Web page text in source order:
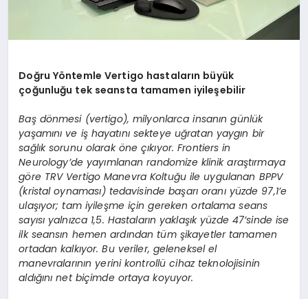
Doğru Yöntemle Vertigo hastaların büyük
çoğunluğu tek seansta tamamen iyileşebilir
Baş dönmesi (vertigo), milyonlarca insanın günlük
yaşamını ve iş hayatını sekteye uğratan yaygın bir
sağlık sorunu olarak öne çıkıyor. Frontiers in
Neurology’de yayımlanan randomize klinik araştırmaya
göre TRV Vertigo Manevra Koltuğu ile uygulanan BPPV
(kristal oynaması) tedavisinde başarı oranı yüzde 97,1’e
ulaşıyor; tam iyileşme için gereken ortalama seans
sayısı yalnızca 1,5. Hastaların yaklaşık yüzde 47’sinde ise
ilk seansın hemen ardından tüm şikayetler tamamen
ortadan kalkıyor. Bu veriler, geleneksel el
manevralarının yerini kontrollü cihaz teknolojisinin
aldığını net biçimde ortaya koyuyor.